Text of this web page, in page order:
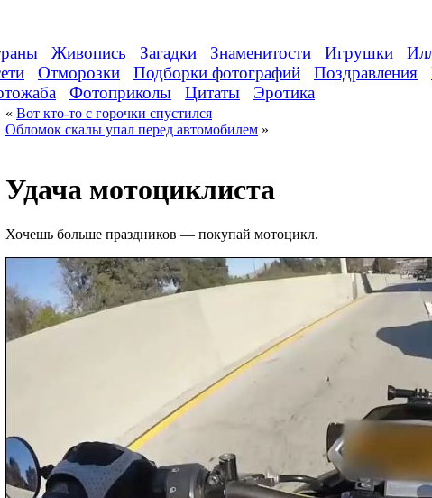
Живопись Загадки Знаменитости Игрушки
Отморозки Подборки фотографий Поздравления
Фотоприколы Цитаты Эротика
« Вот кто-то с горочки спустился
Обломок скалы упал перед автомобилем »
Удача мотоциклиста
Хочешь больше праздников — покупай мотоцикл.